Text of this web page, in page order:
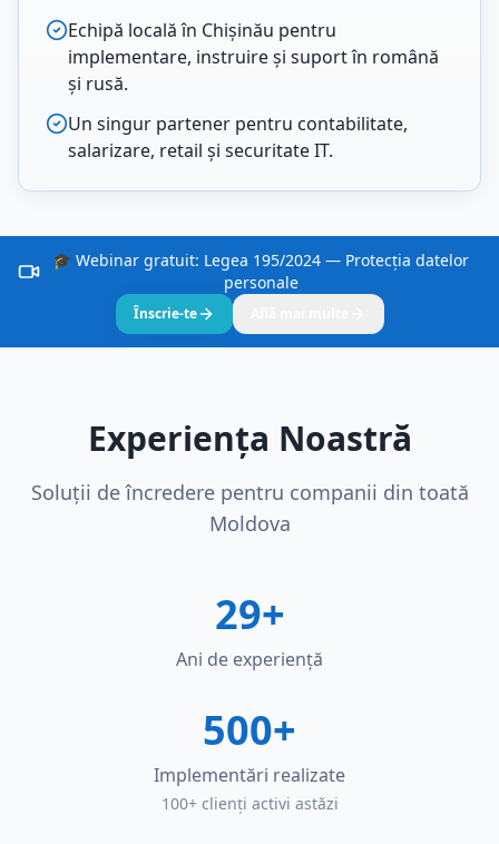
Echipă locală în Chișinău pentru
implementare, instruire și suport în română
și rusă.
Un singur partener pentru contabilitate,
salarizare, retail și securitate IT.
🎓 Webinar gratuit: Legea 195/2024 — Protecția datelor
personale
Înscrie-te
Experiența Noastră
Soluții de încredere pentru companii din toată
Moldova
29+
Ani de experiență
500+
Implementări realizate
100+ clienți activi astăzi